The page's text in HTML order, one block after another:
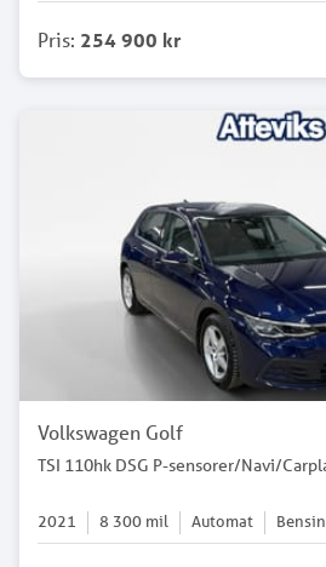
Pris: 254 900 kr
Volkswagen Golf
TSI 110hk DSG P-sensorer/Navi/
2021 8 300 mil Automat Bensin